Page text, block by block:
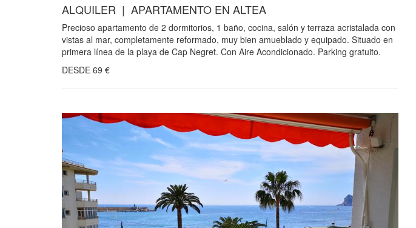
ALQUILER | APARTAMENTO EN ALTEA
Precioso apartamento de 2 dormitorios, 1 baño, cocina, salón y terraza acristalada con
vistas al mar, completamente reformado, muy bien amueblado y equipado. Situado en
primera línea de la playa de Cap Negret. Con Aire Acondicionado. Parking gratuito.
DESDE 69 €